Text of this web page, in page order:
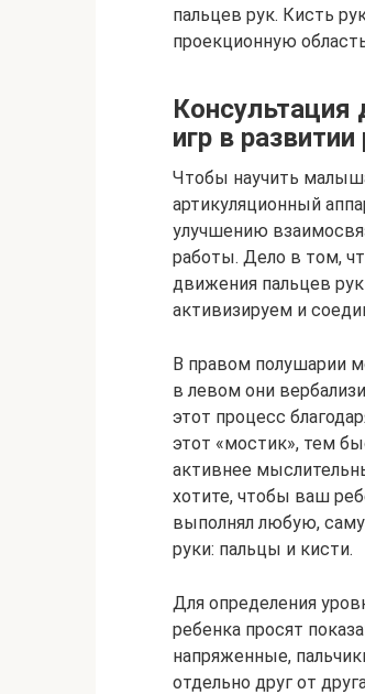
пальцев рук. Кисть
проекционную
Консультация
игр в
Чтобы научить
артикуляционный
улучшению
работы. Дело в том,
движения пальцев
активизируем и
В правом полушарии
в левом они
этот процесс
этот «мостик», тем
активнее
хотите, чтобы ваш
выполнял любую,
руки: пальцы и кисти.
Для определения
ребенка просят
напряженные,
отдельно друг от